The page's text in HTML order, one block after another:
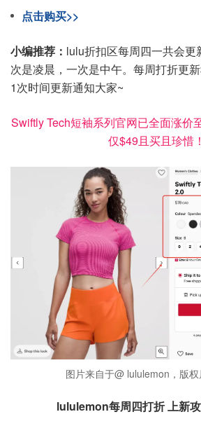
点击购买>>
小编推荐： lulu折扣区每周四一共会更
次是凌晨，一次是中午。每周打折更
1次时间更新通知大家~
Swiftly Tech短袖系列官网已全面涨价
仅$49且买且珍惜！
图片来自于@ lululemon，版
lululemon每周四打折 上新